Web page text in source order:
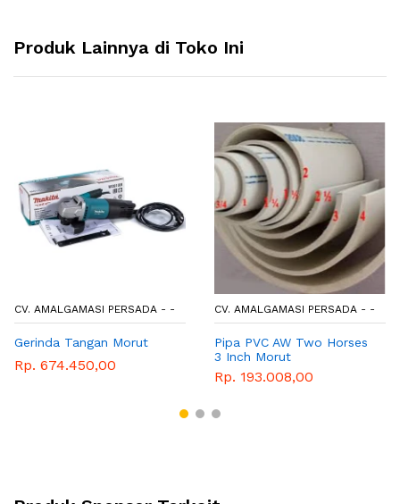
Produk Lainnya di Toko Ini
CV. AMALGAMASI PERSADA - -
Gerinda Tangan Morut
Rp. 674.450,00
CV. AMALGAMASI PERSADA - -
Pipa PVC AW Two Horses
3 Inch Morut
Rp. 193.008,00